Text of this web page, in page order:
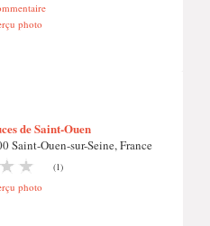
photo
de Saint-Ouen
Saint-Ouen-sur-Seine, France
(1)
photo